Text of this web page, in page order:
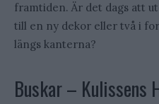
framtiden. Är det dags att
till en ny dekor eller två i
längs kanterna?
Buskar – Kulissens